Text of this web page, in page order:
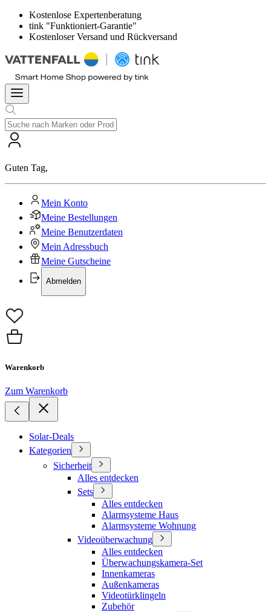
Kostenlose Expertenberatung
tink "Funktioniert-Garantie"
Kostenloser Versand und Rückversand
Guten Tag,
Mein Konto
Meine Bestellungen
Meine Benutzerdaten
Mein Adressbuch
Meine Gutscheine
Abmelden
Warenkorb
Zum Warenkorb
Solar-Deals
Kategorien
Sicherheit
Alles entdecken
Sets
Alles entdecken
Alarmsysteme Haus
Alarmsysteme Wohnung
Videoüberwachung
Alles entdecken
Überwachungskamera-Set
Innenkameras
Außenkameras
Videotürklingeln
Zubehör